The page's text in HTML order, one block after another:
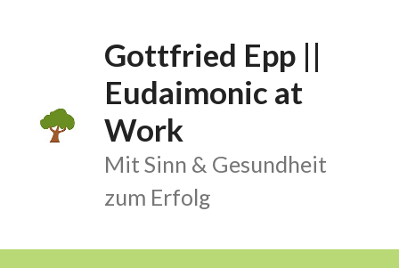
Gottfried Epp ||
Eudaimonic at
Work
Mit Sinn & Gesundheit
zum Erfolg